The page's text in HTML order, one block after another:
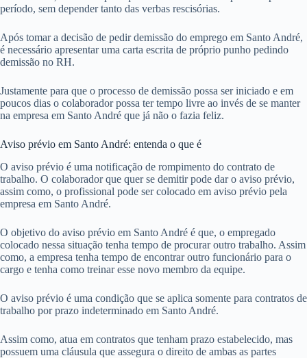
período, sem depender tanto das verbas rescisórias.
Após tomar a decisão de pedir demissão do emprego em Santo André,
é necessário apresentar uma carta escrita de próprio punho pedindo
demissão no RH.
Justamente para que o processo de demissão possa ser iniciado e em
poucos dias o colaborador possa ter tempo livre ao invés de se manter
na empresa em Santo André que já não o fazia feliz.
Aviso prévio em Santo André: entenda o que é
O aviso prévio é uma notificação de rompimento do contrato de
trabalho. O colaborador que quer se demitir pode dar o aviso prévio,
assim como, o profissional pode ser colocado em aviso prévio pela
empresa em Santo André.
O objetivo do aviso prévio em Santo André é que, o empregado
colocado nessa situação tenha tempo de procurar outro trabalho. Assim
como, a empresa tenha tempo de encontrar outro funcionário para o
cargo e tenha como treinar esse novo membro da equipe.
O aviso prévio é uma condição que se aplica somente para contratos de
trabalho por prazo indeterminado em Santo André.
Assim como, atua em contratos que tenham prazo estabelecido, mas
possuem uma cláusula que assegura o direito de ambas as partes